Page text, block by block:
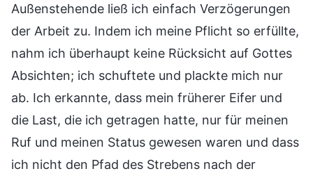
Außenstehende ließ ich einfach Verzögerungen
der Arbeit zu. Indem ich meine Pflicht so erfüllte,
nahm ich überhaupt keine Rücksicht auf Gottes
Absichten; ich schuftete und plackte mich nur
ab. Ich erkannte, dass mein früherer Eifer und
die Last, die ich getragen hatte, nur für meinen
Ruf und meinen Status gewesen waren und dass
ich nicht den Pfad des Strebens nach der